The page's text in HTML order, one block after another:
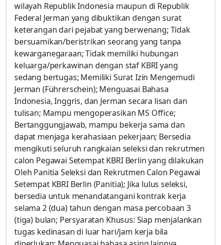
wilayah Republik Indonesia maupun di Republik
Federal Jerman yang dibuktikan dengan surat
keterangan dari pejabat yang berwenang; Tidak
bersuamikan/beristrikan seorang yang tanpa
kewarganegaraan; Tidak memiliki hubungan
keluarga/perkawinan dengan staf KBRI yang
sedang bertugas; Memiliki Surat Izin Mengemudi
Jerman (Führerschein); Menguasai Bahasa
Indonesia, Inggris, dan Jerman secara lisan dan
tulisan; Mampu mengoperasikan MS Office;
Bertanggungjawab, mampu bekerja sama dan
dapat menjaga kerahasiaan pekerjaan; Bersedia
mengikuti seluruh rangkaian seleksi dan rekrutmen
calon Pegawai Setempat KBRI Berlin yang dilakukan
Oleh Panitia Seleksi dan Rekrutmen Calon Pegawai
Setempat KBRI Berlin (Panitia); Jika lulus seleksi,
bersedia untuk menandatangani kontrak kerja
selama 2 (dua) tahun dengan masa percobaan 3
(tiga) bulan; Persyaratan Khusus: Siap menjalankan
tugas kedinasan di luar hari/jam kerja bila